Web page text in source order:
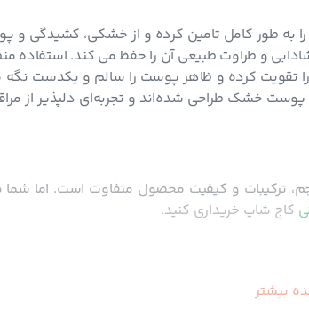
به‌ طور کامل تامین کرده و از خشکی، کشیدگی و
و طراوت طبیعی آن را حفظ می‌ کند. استفاده
کرده و ظاهر پوست را سالم و یکدست نگه
خشک طراحی شده‌اند و تجربه‌ای دلپذیر از
ترکیبات و کیفیت محصول متفاوت است. اما شما
کاج شاپ خریداری کنید.
بیشتر